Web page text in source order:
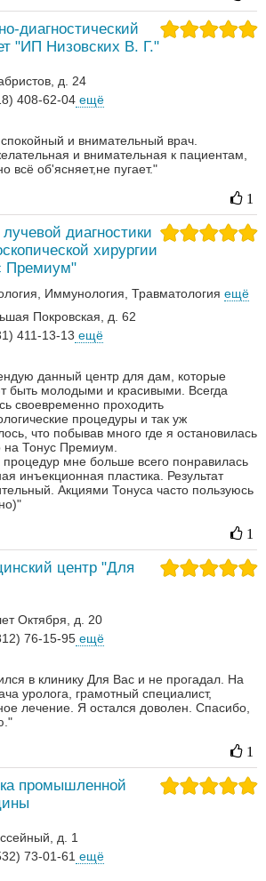
диагностический
"ИП Низовских В. Г."
д. 24
408-62-04 ещё
и внимательный врач.
и внимательная к пациентам,
всё об'ясняет,не пугает."
1
диагностики
хирургии
Премиум"
Иммунология Травматология ещё
Покровская, д. 62
411-13-13 ещё
данный центр для дам, которые
быть молодыми и красивыми. Всегда
своевременно проходить
процедуры и так уж
что побывав много где я остановилась
на Тонус Премиум.
процедур мне больше всего понравилась
инъекционная пластика. Результат
Акциями Тонуса часто пользуюсь
1
центр "Для
Октября, д. 20
76-15-95 ещё
в клинику Для Вас и не прогадал. На
уролога, грамотный специалист,
лечение. Я остался доволен. Спасибо,
1
промышленной
д. 1
73-01-61 ещё